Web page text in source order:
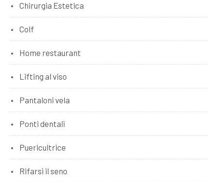
Chirurgia Estetica
Colf
Home restaurant
Lifting al viso
Pantaloni vela
Ponti dentali
Puericultrice
Rifarsi il seno